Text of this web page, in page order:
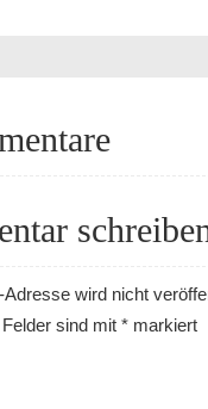
wird nicht
sind mit * markiert